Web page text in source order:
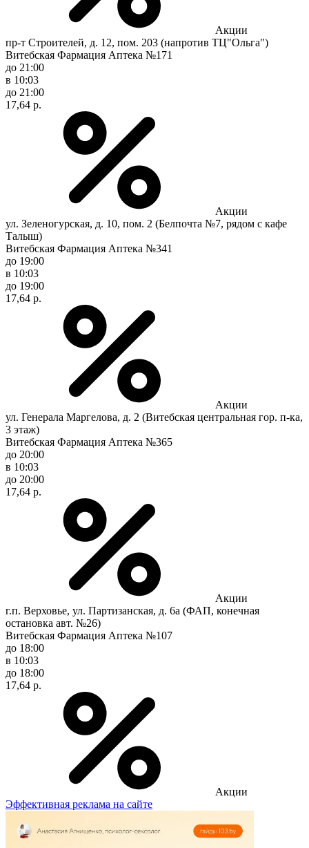
Акции
пр-т Строителей, д. 12, пом. 203 (напротив ТЦ"Ольга")
Витебская Фармация Аптека №171
до 21:00
в 10:03
до 21:00
17,64 р.
Акции
ул. Зеленогурская, д. 10, пом. 2 (Белпочта №7, рядом с кафе
Талыш)
Витебская Фармация Аптека №341
до 19:00
в 10:03
до 19:00
17,64 р.
Акции
ул. Генерала Маргелова, д. 2 (Витебская центральная гор. п-ка,
3 этаж)
Витебская Фармация Аптека №365
до 20:00
в 10:03
до 20:00
17,64 р.
Акции
г.п. Верховье, ул. Партизанская, д. 6а (ФАП, конечная
остановка авт. №26)
Витебская Фармация Аптека №107
до 18:00
в 10:03
до 18:00
17,64 р.
Акции
Эффективная реклама на сайте